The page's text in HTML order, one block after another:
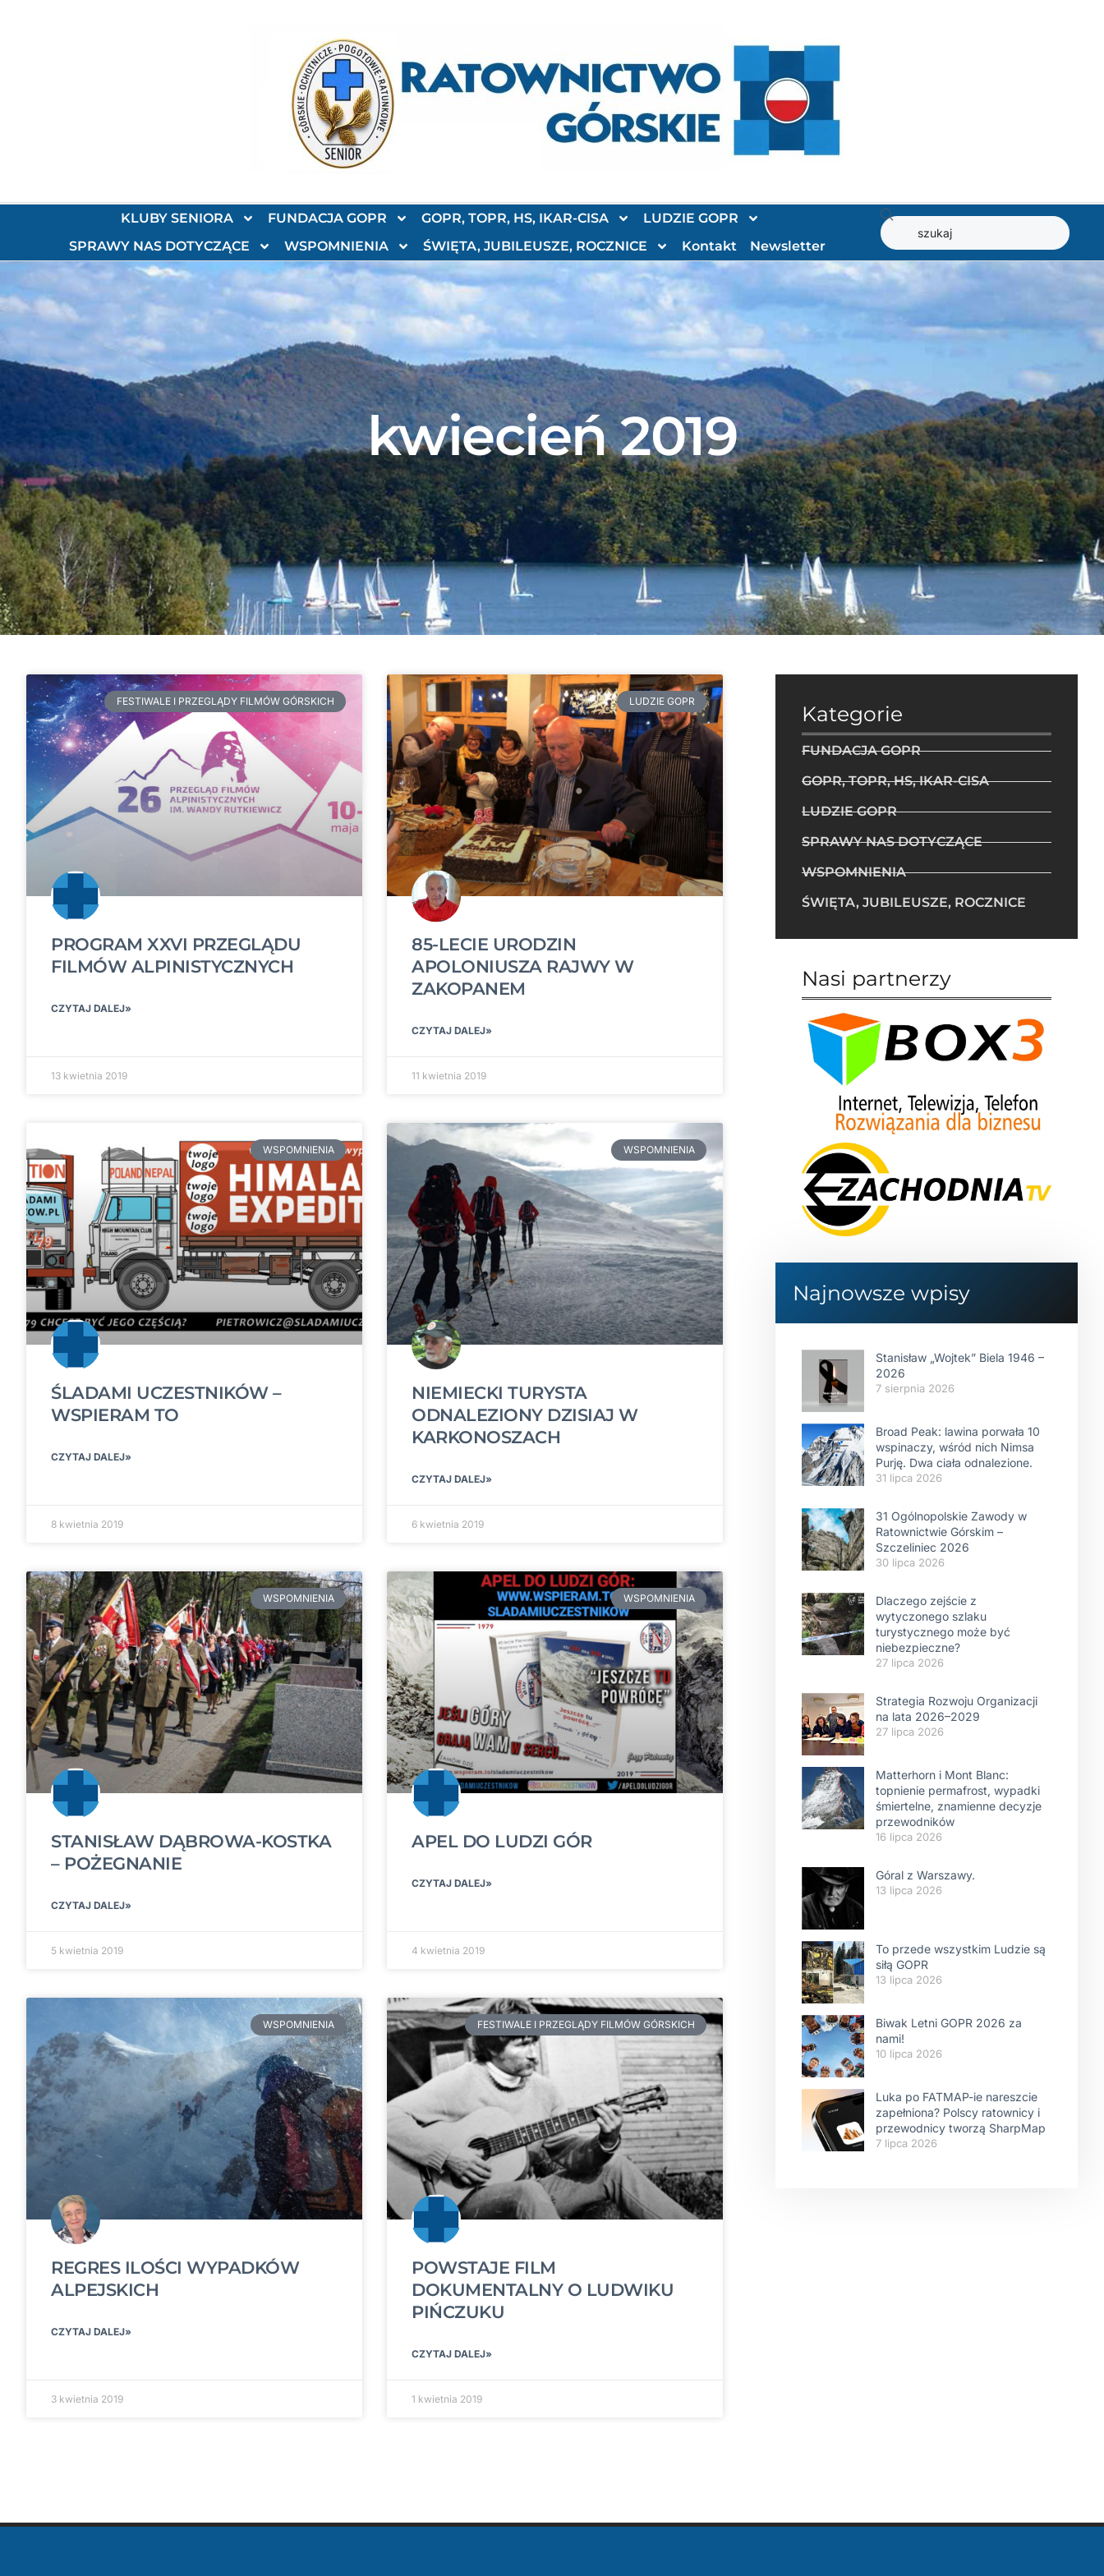
KLUBY SENIORA FUNDACJA GOPR GOPR, TOPR, HS, IKAR-CISA
LUDZIE GOPR
SPRAWY NAS DOTYCZĄCE
WSPOMNIENIA ŚWIĘTA, JUBILEUSZE, ROCZNICE Kontakt Newsletter
kwiecień 2019
FESTIWALE I PRZEGLĄDY FILMÓW GÓRSKICH
PROGRAM XXVI PRZEGLĄDU
FILMÓW ALPINISTYCZNYCH
CZYTAJ DALEJ»
13 kwietnia 2019
LUDZIE GOPR
85-LECIE URODZIN
APOLONIUSZA RAJWY W
ZAKOPANEM
CZYTAJ DALEJ»
11 kwietnia 2019
WSPOMNIENIA
ŚLADAMI UCZESTNIKÓW –
WSPIERAM TO
CZYTAJ DALEJ»
8 kwietnia 2019
WSPOMNIENIA
NIEMIECKI TURYSTA
ODNALEZIONY DZISIAJ W
KARKONOSZACH
CZYTAJ DALEJ»
6 kwietnia 2019
WSPOMNIENIA
STANISŁAW DĄBROWA-KOSTKA
– POŻEGNANIE
CZYTAJ DALEJ»
5 kwietnia 2019
WSPOMNIENIA
APEL DO LUDZI GÓR
CZYTAJ DALEJ»
4 kwietnia 2019
WSPOMNIENIA
REGRES ILOŚCI WYPADKÓW
ALPEJSKICH
CZYTAJ DALEJ»
3 kwietnia 2019
FESTIWALE I PRZEGLĄDY FILMÓW GÓRSKICH
POWSTAJE FILM
DOKUMENTALNY O LUDWIKU
PIŃCZUKU
CZYTAJ DALEJ»
1 kwietnia 2019
Kategorie
FUNDACJA GOPR
GOPR, TOPR, HS, IKAR-CISA
LUDZIE GOPR
SPRAWY NAS DOTYCZĄCE
WSPOMNIENIA
ŚWIĘTA, JUBILEUSZE, ROCZNICE
Nasi partnerzy
Najnowsze wpisy
Stanisław „Wojtek” Biela 1946 –
2026
7 sierpnia 2026
Broad Peak: lawina porwała 10
wspinaczy, wśród nich Nimsa
Purję. Dwa ciała odnalezione.
31 lipca 2026
31 Ogólnopolskie Zawody w
Ratownictwie Górskim –
Szczeliniec 2026
30 lipca 2026
Dlaczego zejście z
wytyczonego szlaku
turystycznego może być
niebezpieczne?
27 lipca 2026
Strategia Rozwoju Organizacji
na lata 2026–2029
27 lipca 2026
Matterhorn i Mont Blanc:
topnienie permafrost, wypadki
śmiertelne, znamienne decyzje
przewodników
16 lipca 2026
Góral z Warszawy.
13 lipca 2026
To przede wszystkim Ludzie są
siłą GOPR
13 lipca 2026
Biwak Letni GOPR 2026 za
nami!
10 lipca 2026
Luka po FATMAP-ie nareszcie
zapełniona? Polscy ratownicy i
przewodnicy tworzą SharpMap
7 lipca 2026